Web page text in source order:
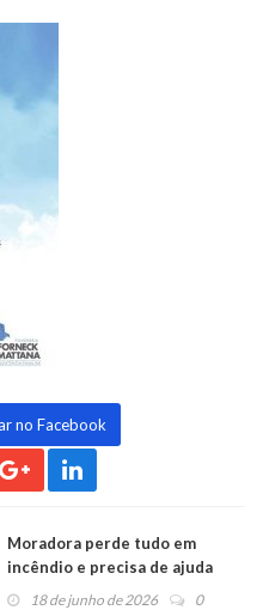
no Facebook
Moradora perde tudo em
incêndio e precisa de ajuda
18 de junho de 2026 0